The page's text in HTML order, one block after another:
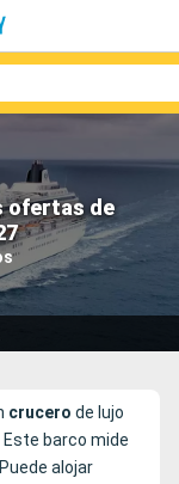
ofertas de
crucero de lujo
barco mide
alojar